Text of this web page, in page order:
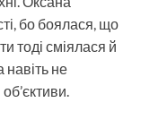
бо боялася, що
тоді сміялася й
навіть не